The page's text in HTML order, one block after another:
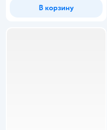
В корзину